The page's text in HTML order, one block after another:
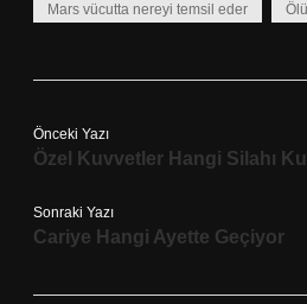
Mars vücutta nereyi temsil eder
Önceki Yazı
Özel Kuvvetler Hangi Silahı
Sonraki Yazı
Cariye Hangi Ayette Geçiyor